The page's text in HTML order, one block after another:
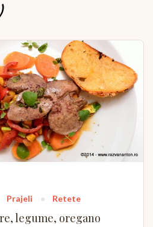
Prajeli Retete
legume, oregano